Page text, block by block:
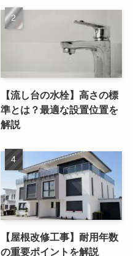
【流し台の水栓】高さの標
準とは？最適な設置位置を
解説
【屋根改修工事】耐用年数
の重要ポイントを解説